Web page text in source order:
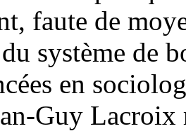
faute de
système de
en
Guy